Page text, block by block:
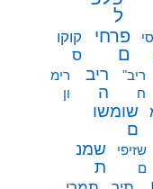
ל
פרחי
ם
קוקו
ס
ריב"
ח
ריב
ה
רימ
ון
שומשו
ם
שזיפי
ם
שמנ
ת